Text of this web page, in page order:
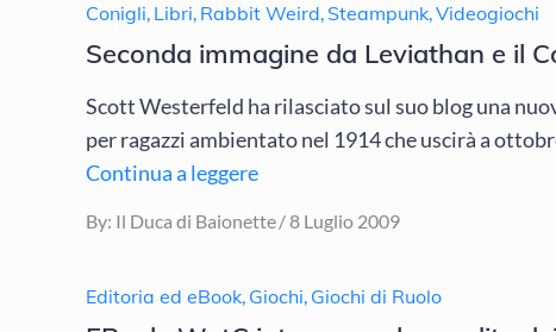
Conigli, Libri, Rabbit Weird, Steampunk,Videogiochi
Seconda immagine da Leviathan e il
Scott Westerfeld ha rilasciato sul suo blog una
per ragazzi ambientato nel 1914 che uscirà a
Continua a leggere
By: Il Duca di Baionette Posted
8 Luglio 2009
Editoria ed eBook, Giochi, Giochi di Ruolo